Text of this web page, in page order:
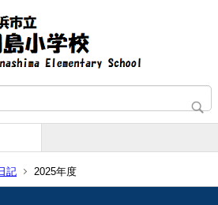
記 2025年度